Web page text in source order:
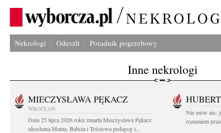
Nekrologi Odeszli Poradnik pogrzebowy
Inne nekrologi
MIECZYSŁAWA PĘKACZ
WROCŁAW
Dnia 25 lipca 2026 roku zmarła Mieczysława Pękacz
ukochana Mama, Babcia i Teściowa pedagog i...
Nie mów nic:
rozumiem